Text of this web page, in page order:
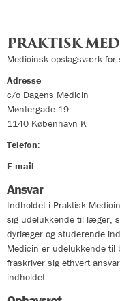
PRAKTISK
Medicinsk opslagsværk for
Adresse
c/o Dagens Medicin
Møntergade 19
1140 København K
Telefon:
E-mail:
Ansvar
Indholdet i Praktisk
sig udelukkende til læger,
dyrlæger og studerende
Medicin er udelukkende til
fraskriver sig ethvert
indholdet.